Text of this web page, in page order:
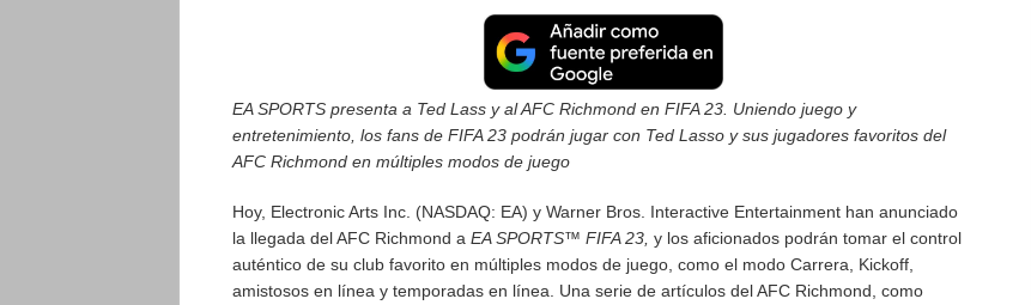
EA SPORTS presenta a Ted Lass y al AFC Richmond en FIFA 23. Uniendo juego y
entretenimiento, los fans de FIFA 23 podrán jugar con Ted Lasso y sus jugadores favoritos del
AFC Richmond en múltiples modos de juego
Hoy, Electronic Arts Inc. (NASDAQ: EA) y Warner Bros. Interactive Entertainment han anunciado
la llegada del AFC Richmond a EA SPORTS™ FIFA 23, y los aficionados podrán tomar el control
auténtico de su club favorito en múltiples modos de juego, como el modo Carrera, Kickoff,
amistosos en línea y temporadas en línea. Una serie de artículos del AFC Richmond, como